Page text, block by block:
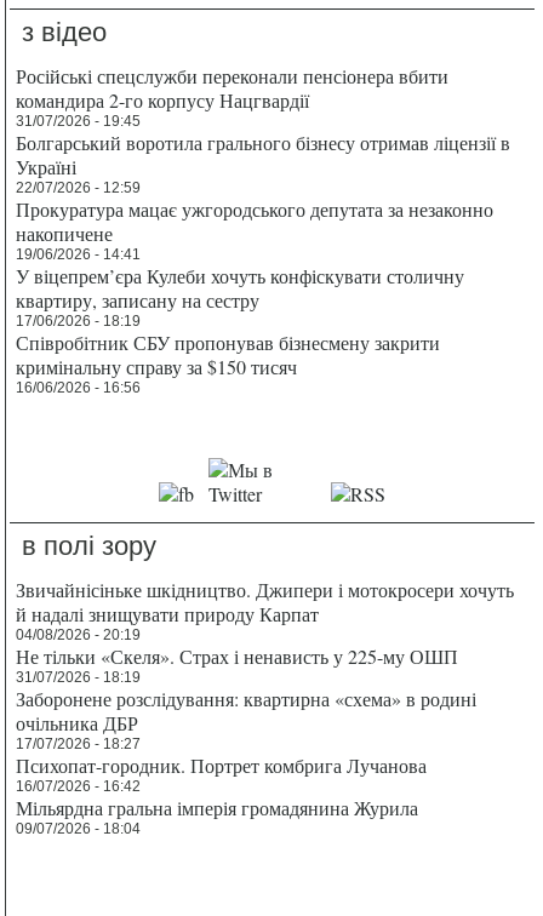
з відео
Російські спецслужби переконали пенсіонера вбити
командира 2-го корпусу Нацгвардії
31/07/2026 - 19:45
Болгарський воротила грального бізнесу отримав ліцензії в
Україні
22/07/2026 - 12:59
Прокуратура мацає ужгородського депутата за незаконно
накопичене
19/06/2026 - 14:41
У віцепрем’єра Кулеби хочуть конфіскувати столичну
квартиру, записану на сестру
17/06/2026 - 18:19
Співробітник СБУ пропонував бізнесмену закрити
кримінальну справу за $150 тисяч
16/06/2026 - 16:56
в полі зору
Звичайнісіньке шкідництво. Джипери і мотокросери хочуть
й надалі знищувати природу Карпат
04/08/2026 - 20:19
Не тільки «Скеля». Страх і ненависть у 225-му ОШП
31/07/2026 - 18:19
Заборонене розслідування: квартирна «схема» в родині
очільника ДБР
17/07/2026 - 18:27
Психопат-городник. Портрет комбрига Лучанова
16/07/2026 - 16:42
Мільярдна гральна імперія громадянина Журила
09/07/2026 - 18:04